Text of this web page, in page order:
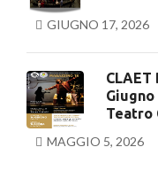
GIUGNO 17, 2026
Teatro
MAGGIO 5, 2026